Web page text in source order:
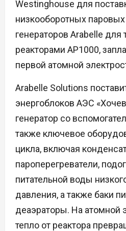
Westinghouse для
низкооборотных паровых
генераторов Arabelle для
реакторами AP1000,
первой атомной
Arabelle Solutions
энергоблоков АЭС
генератор со
также ключевое
цикла, включая
пароперегреватели,
питательной воды
давления, а также баки
деаэраторы. На атомной
тепло от реактора